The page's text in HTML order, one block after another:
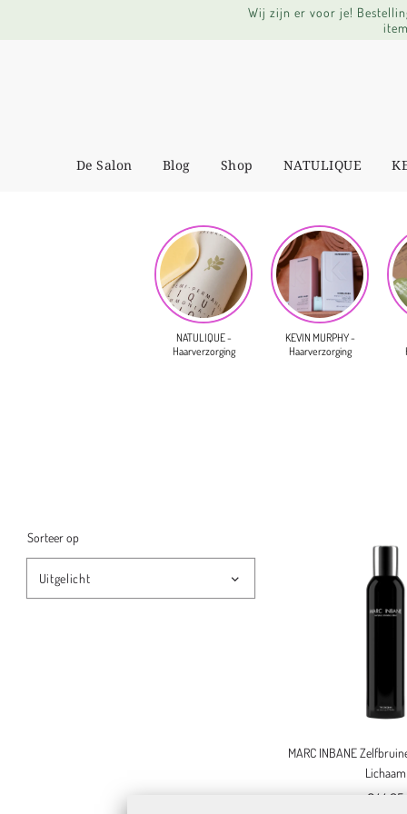
Wij zijn er voor je!
De Salon Blog Shop NATULIQUE
NATULIQUE -
Haarverzorging
KEVIN MURPHY -
Haarverzorging
Sorteer op
MARC INBANE
Lichaam
€44,95